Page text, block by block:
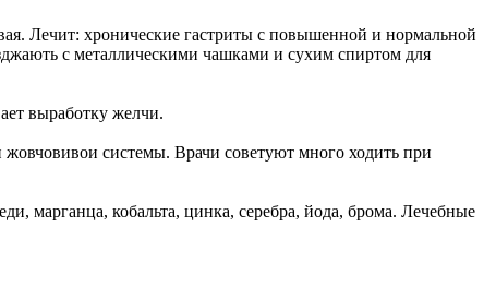
Лечит: хронические гастриты с повышенной и нормальной
с металлическими чашками и сухим спиртом для
выработку желчи.
системы. Врачи советуют много ходить при
марганца, кобальта, цинка, серебра, йода, брома. Лечебные